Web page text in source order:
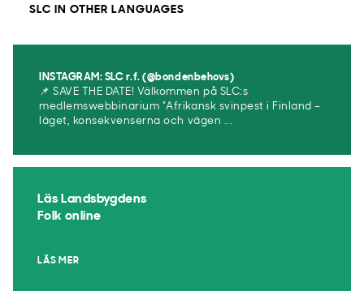
SLC IN OTHER LANGUAGES
INSTAGRAM: SLC r.f. (@bondenbehovs)
📌 SAVE THE DATE! Välkommen på SLC:s
medlemswebbinarium ”Afrikansk svinpest i Finland –
läget, konsekvenserna och vägen ...
Läs Landsbygdens
Folk online
LÄS MER